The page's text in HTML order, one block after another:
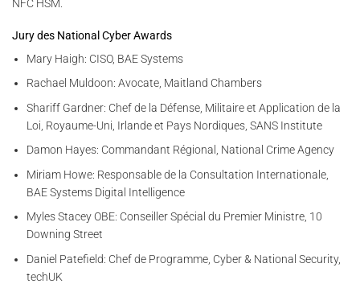
NFC HSM.
Jury des National Cyber Awards
Mary Haigh: CISO, BAE Systems
Rachael Muldoon: Avocate, Maitland Chambers
Shariff Gardner: Chef de la Défense, Militaire et Application de la
Loi, Royaume-Uni, Irlande et Pays Nordiques, SANS Institute
Damon Hayes: Commandant Régional, National Crime Agency
Miriam Howe: Responsable de la Consultation Internationale,
BAE Systems Digital Intelligence
Myles Stacey OBE: Conseiller Spécial du Premier Ministre, 10
Downing Street
Daniel Patefield: Chef de Programme, Cyber & National Security,
techUK